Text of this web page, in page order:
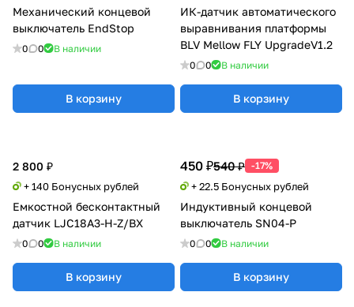
Механический концевой
выключатель EndStop
0 0 В наличии
В корзину
ИК-датчик автоматического
выравнивания платформы
BLV Mellow FLY UpgradeV1.2
0 0 В наличии
В корзину
450 ₽540 ₽ -17%
+ 22.5 Бонусных рублей
Индуктивный концевой
выключатель SN04-P
0 0 В наличии
В корзину
2 800 ₽
+ 140 Бонусных рублей
Емкостной бесконтактный
датчик LJC18A3-H-Z/BX
0 0 В наличии
В корзину